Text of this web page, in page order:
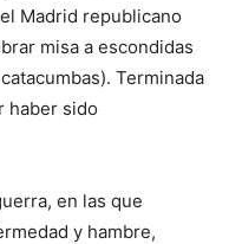
Madrid republicano
misa a escondidas
Terminada
haber sido
en las que
y hambre,